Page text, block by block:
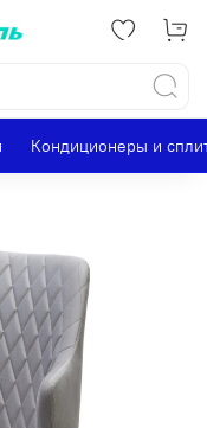
Кондиционеры и